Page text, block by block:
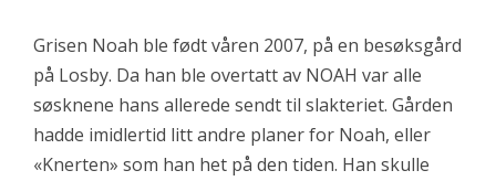
Grisen Noah ble født våren 2007, på en besøksgård
på Losby. Da han ble overtatt av NOAH var alle
søsknene hans allerede sendt til slakteriet. Gården
hadde imidlertid litt andre planer for Noah, eller
«Knerten» som han het på den tiden. Han skulle